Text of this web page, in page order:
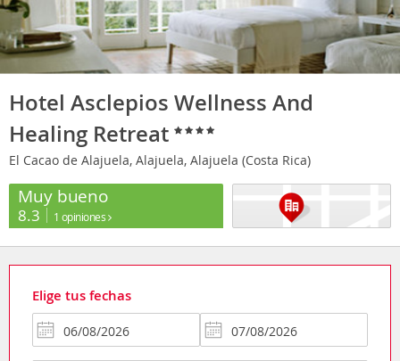
Hotel Asclepios Wellness And
Healing Retreat
El Cacao de Alajuela, Alajuela, Alajuela (Costa Rica)
Muy bueno
8.3 1 opiniones
Elige tus fechas